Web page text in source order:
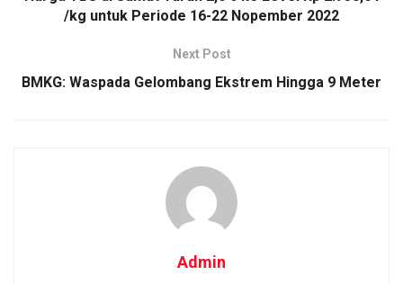
/kg untuk Periode 16-22 Nopember 2022
Next Post
BMKG: Waspada Gelombang Ekstrem Hingga 9 Meter
Admin